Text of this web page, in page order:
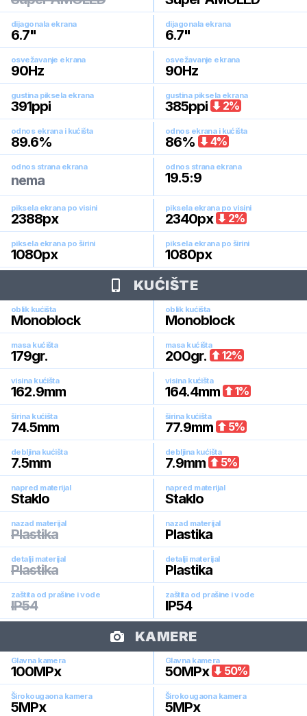
dijagonala ekrana
6.7"
dijagonala ekrana
6.7"
osvežavanje ekrana
90Hz
osvežavanje ekrana
90Hz
gustina piksela ekrana
391ppi
gustina piksela ekrana
385ppi 2%
odnos ekrana i kućišta
89.6%
odnos ekrana i kućišta
86% 4%
odnos strana ekrana
nema
odnos strana ekrana
19.5:9
piksela ekrana po visini
2388px
piksela ekrana po visini
2340px 2%
piksela ekrana po širini
1080px
piksela ekrana po širini
1080px
KUĆIŠTE
oblik kućišta
Monoblock
oblik kućišta
Monoblock
masa kućišta
179gr.
masa kućišta
200gr. 12%
visina kućišta
162.9mm
visina kućišta
164.4mm 1%
širina kućišta
74.5mm
širina kućišta
77.9mm 5%
debljina kućišta
7.5mm
debljina kućišta
7.9mm 5%
napred materijal
Staklo
napred materijal
Staklo
nazad materijal
Plastika
nazad materijal
Plastika
detalji materijal
Plastika
detalji materijal
Plastika
zaštita od prašine i vode
IP54
zaštita od prašine i vode
IP54
KAMERE
Glavna kamera
100MPx
Glavna kamera
50MPx 50%
Širokougaona kamera
5MPx
Širokougaona kamera
5MPx